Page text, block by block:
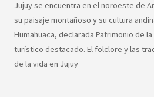
Jujuy se encuentra en el noroeste de
su paisaje montañoso y su cultura
Humahuaca, declarada Patrimonio de
turístico destacado. El folclore y las
de la vida en Jujuy